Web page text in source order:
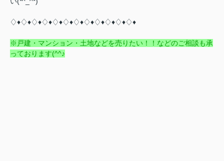
♢♦♢♦♢♦♢♦♢♦♢♦♢♦♢♦♢♦♢♦♢♦♢♦
※戸建・マンション・土地などを売りたい！！などのご相談も承
っております(^^♪